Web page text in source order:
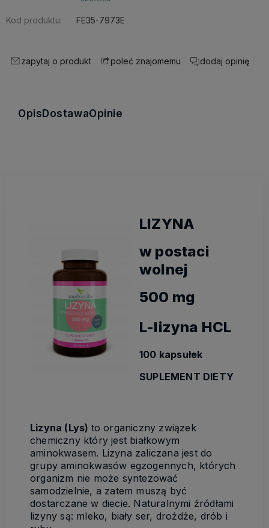
Kod produktu: FE35-7973E
zapytaj o produkt poleć znajomemu dodaj opinię
OpisDostawaOpinie
LIZYNA
w postaci
wolnej
500 mg
L-lizyna HCL
100 kapsułek
SUPLEMENT DIETY
Lizyna (Lys) to organiczny związek
chemiczny który jest białkowym
aminokwasem. Lizyna zaliczana jest do
grupy aminokwasów egzogennych, których
organizm nie może syntezować
samodzielnie, a zatem muszą być
dostarczane w diecie. Naturalnymi źródłami
lizyny są: mleko, biały ser, drożdże, drób i